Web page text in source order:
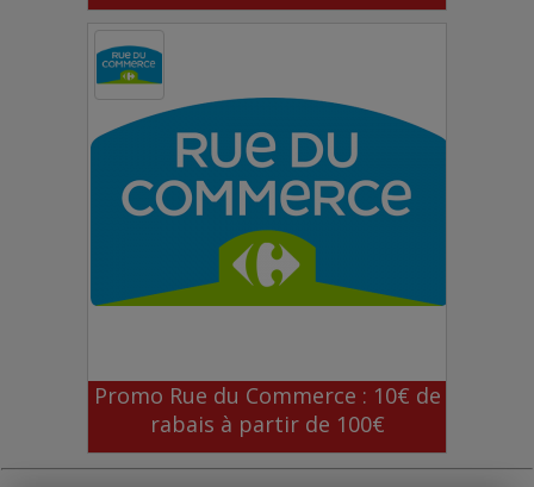
Promo Rue du Commerce : 10€ de
rabais à partir de 100€